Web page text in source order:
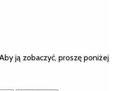
ją zobaczyć, proszę poniżej